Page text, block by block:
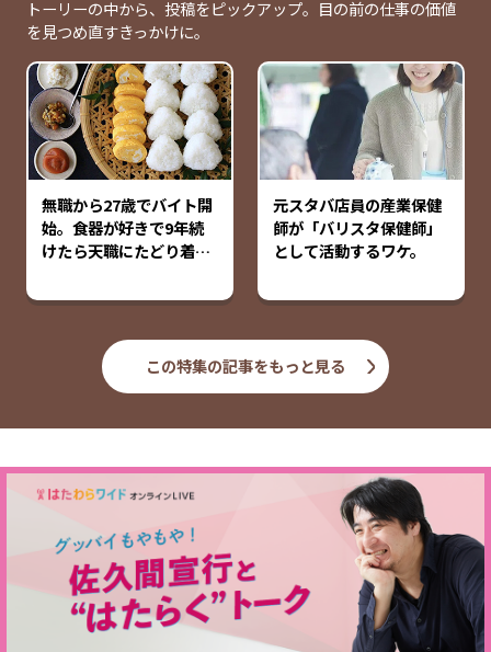
トーリーの中から、投稿をピックアップ。目の前の仕事の価値
を見つめ直すきっかけに。
無職から27歳でバイト開
始。食器が好きで9年続
けたら天職にたどり着い
元スタバ店員の産業保健
師が「バリスタ保健師」
として活動するワケ。
この特集の記事をもっと見る